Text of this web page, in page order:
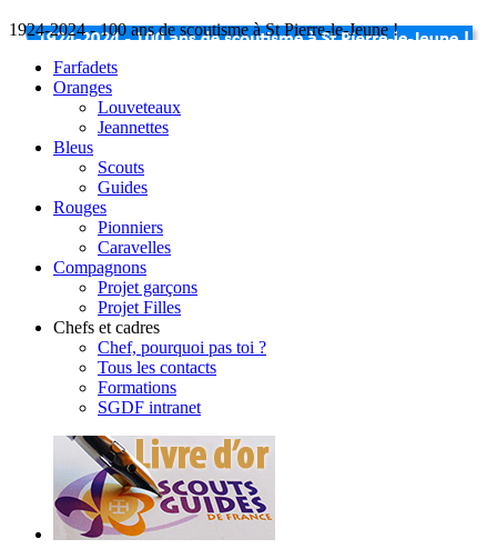
1924-2024 - 100 ans de scoutisme à St Pierre-le-Jeune !
Farfadets
Oranges
Louveteaux
Jeannettes
Bleus
Scouts
Guides
Rouges
Pionniers
Caravelles
Compagnons
Projet garçons
Projet Filles
Chefs et cadres
Chef, pourquoi pas toi ?
Tous les contacts
Formations
SGDF intranet